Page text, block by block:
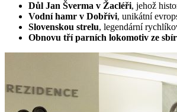
Důl Jan Šverma v Žacléři, jehož
Vodní hamr v Dobřívi, unikátní
Slovenskou strelu, legendární
Obnovu tří parních lokomotiv ze